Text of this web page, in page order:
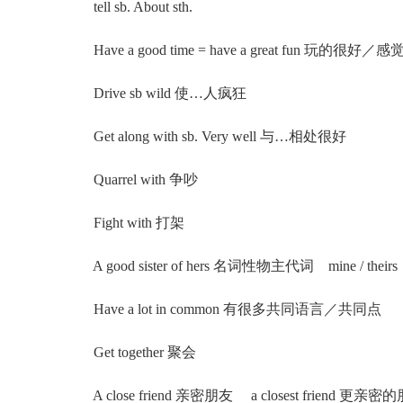
tell sb. About sth.
Have a good time = have a great fun 玩的很好／感
Drive sb wild 使…人疯狂
Get along with sb. Very well 与…相处很好
Quarrel with 争吵
Fight with 打架
A good sister of hers 名词性物主代词 mine / theirs
Have a lot in common 有很多共同语言／共同点
Get together 聚会
A close friend 亲密朋友 a closest friend 更亲密的